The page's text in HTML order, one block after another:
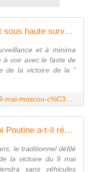
9-Mai: une cérémonie réduite et sous haute surveillance à Moscou
et à minima
à voir avec le faste de
de la victoire de la "
Défilé du 9-Mai allégé : pourquoi Poutine a-t-il réduit la voilure ?
le traditionnel défilé
la victoire du 9 mai
sans véhicules